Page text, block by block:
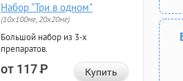
Набор "Три в одном"
(10x100мг, 20x20мг)
Большой набор из 3-х
препаратов.
от 117Р Купить